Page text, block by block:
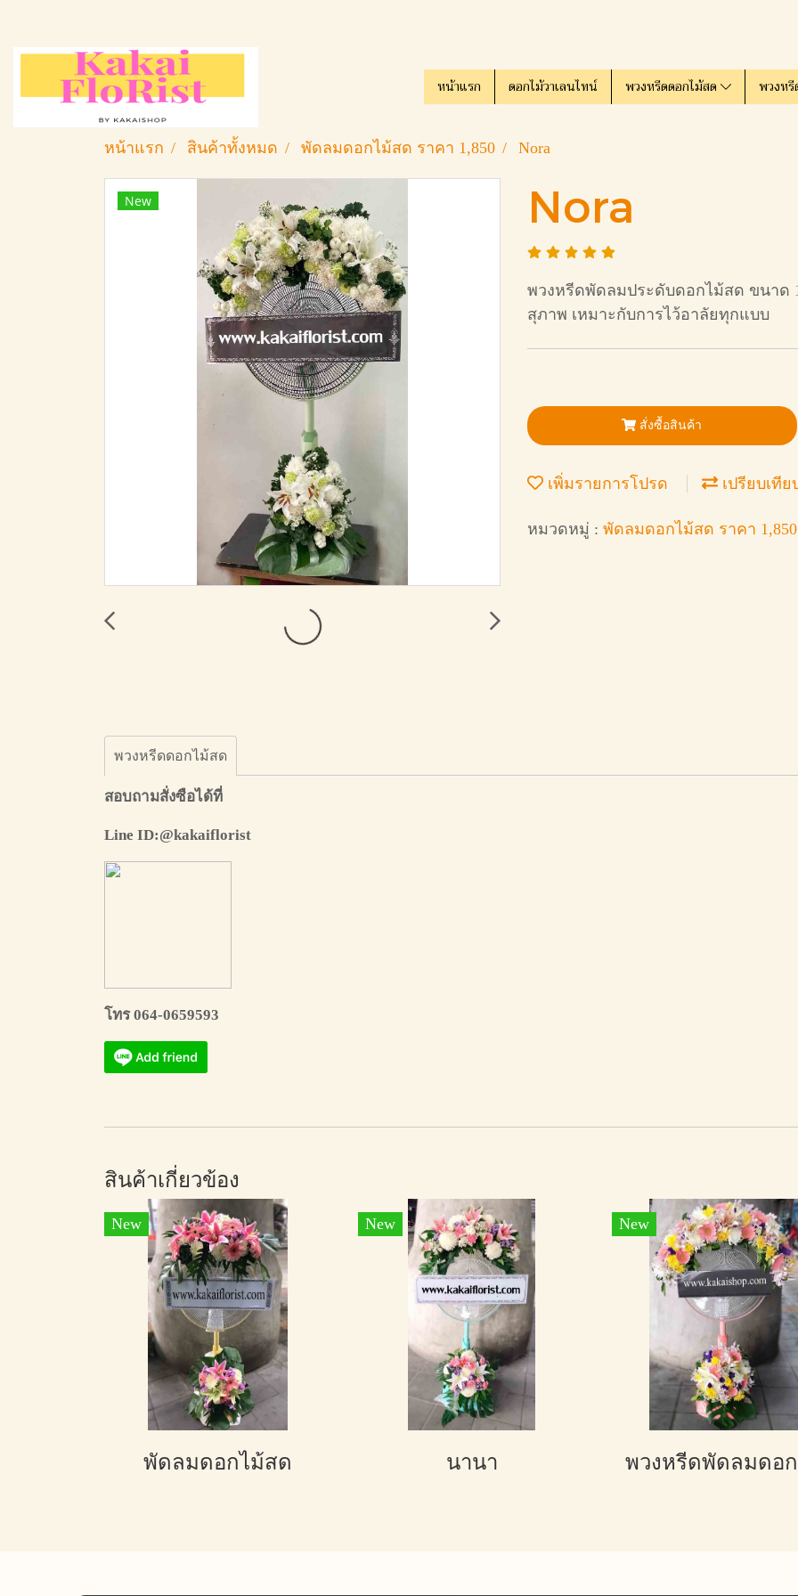
หน้าแรก ดอกไม้วาเลนไทน์ พวงหรีดดอกไม้สด พวงห
หน้าแรก สินค้าทั้งหมด พัดลมดอกไม้สด ราคา 1,850 Nora
New Nora
พวงหรีดพัดลมประดับดอกไม้สด ขนาด
สุภาพ เหมาะกับการไว้อาลัยทุกแบบ
สั่งซื้อสินค้า
เพิ่มรายการโปรด เปรียบเทีย
หมวดหมู่ : พัดลมดอกไม้สด ราคา 1,850
พวงหรีดดอกไม้สด
สอบถามสั่งซือได้ที่
Line ID:@kakaiflorist
โทร 064-0659593
สินค้าเกี่ยวข้อง
New
พัดลมดอกไม้สด
New
นานา
New
พวงหรีดพัดลมดอ